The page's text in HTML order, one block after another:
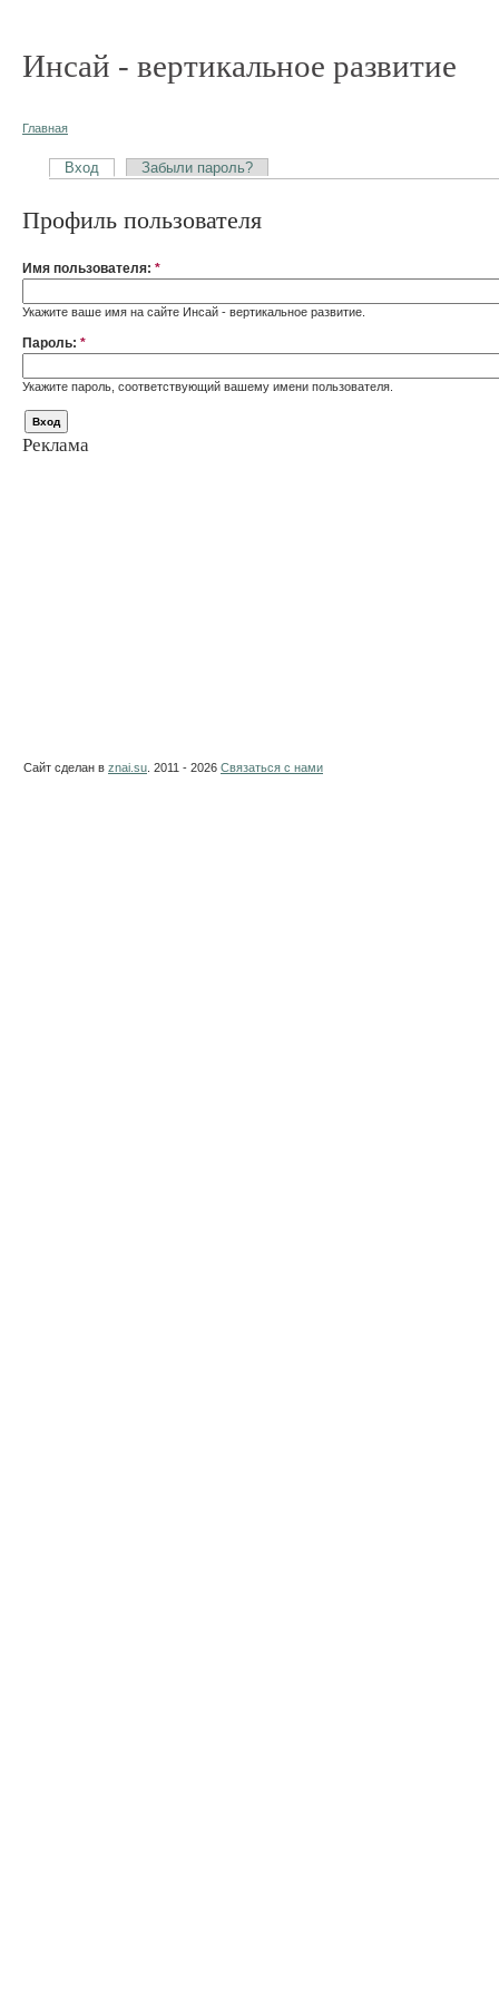
Инсай - вертикальное развитие
Главная
Вход Забыли пароль?
Профиль пользователя
Имя пользователя: *
Укажите ваше имя на сайте Инсай - вертикальное развитие.
Пароль: *
Укажите пароль, соответствующий вашему имени пользователя.
Реклама
Сайт сделан в znai.su . 2011 - 2026 Связаться с нами